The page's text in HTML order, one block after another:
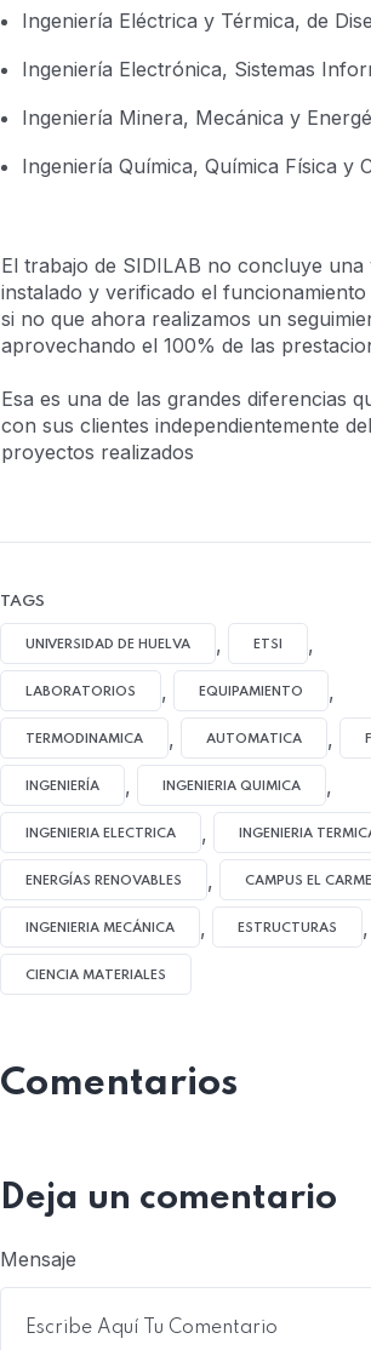
Ingeniería Eléctrica y Térmica, de
Ingeniería Electrónica, Sistemas
Ingeniería Minera, Mecánica y
Ingeniería Química, Química Física y
El trabajo de SIDILAB no concluye
instalado y verificado el funcionamiento
si no que ahora realizamos un
aprovechando el 100% de las
Esa es una de las grandes diferencias
con sus clientes independientemente
proyectos realizados
TAGS
UNIVERSIDAD DE HUELVA , ETSI ,
LABORATORIOS , EQUIPAMIENTO ,
TERMODINAMICA , AUTOMATICA ,
INGENIERÍA , INGENIERIA QUIMICA ,
INGENIERIA ELECTRICA , INGENIERIA
ENERGÍAS RENOVABLES , CAMPUS EL
INGENIERIA MECÁNICA , ESTRUCTURAS ,
CIENCIA MATERIALES
Comentarios
Deja un comentario
Mensaje